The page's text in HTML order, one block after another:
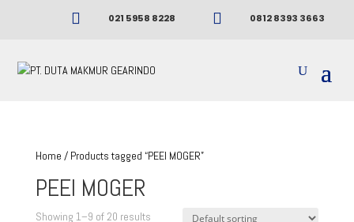
 021 5958 8228  0812 8393 3663
Home / Products tagged “PEEI MOGER”
PEEI MOGER
Showing 1–9 of 20 results